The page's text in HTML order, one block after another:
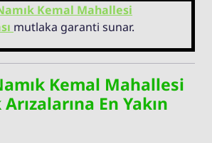
Kemal Mahallesi
mutlaka garanti sunar.
Kemal Mahallesi
En Yakın